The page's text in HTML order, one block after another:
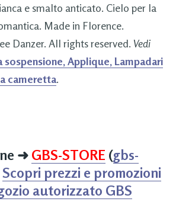
e smalto anticato. Cielo per la
Made in Florence.
Danzer. All rights reserved. Vedi
sospensione, Applique, Lampadari
cameretta.
➜ GBS-STORE (gbs-
Scopri prezzi e promozioni
autorizzato GBS